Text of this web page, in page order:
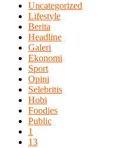
Uncategorized
Lifestyle
Berita
Headline
Galeri
Ekonomi
Sport
Opini
Selebritis
Hobi
Foodies
Public
1
13